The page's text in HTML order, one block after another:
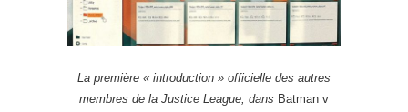
La première « introduction » officielle des autres
membres de la Justice League, dans Batman v